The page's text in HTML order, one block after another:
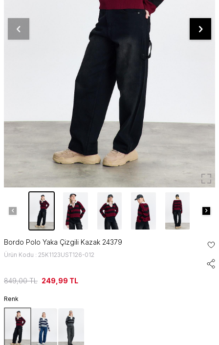
Bordo Polo Yaka Çizgili Kazak 24379
Ürün Kodu : 25K1123UST126-012
849,00TL 249,99 TL
Renk